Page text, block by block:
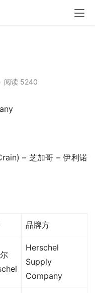
阅读 5240
– 芝加哥 – 伊利诺
品牌方
Herschel
Supply
Company